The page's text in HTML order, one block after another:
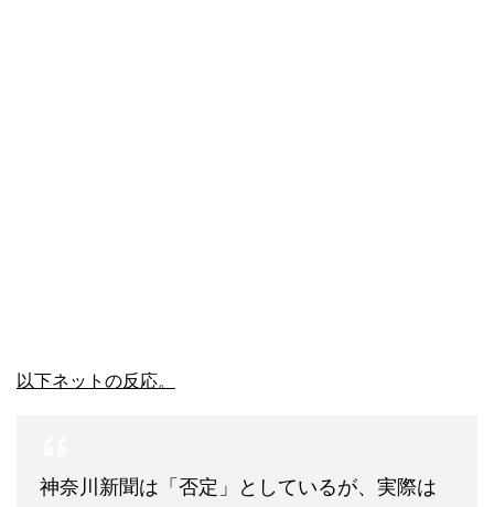
以下ネットの反応。
神奈川新聞は「否定」としているが、実際は